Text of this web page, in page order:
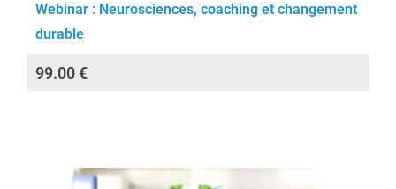
Webinar : Neurosciences, coaching et changement
durable
99.00€